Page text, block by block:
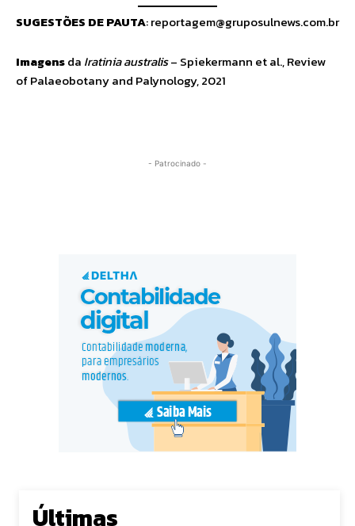
SUGESTÕES DE PAUTA:reportagem@gruposulnews.com.br
Imagensda Iratinia australis– Spiekermann et al., Review
of Palaeobotany and Palynology, 2021
- Patrocinado -
Últimas